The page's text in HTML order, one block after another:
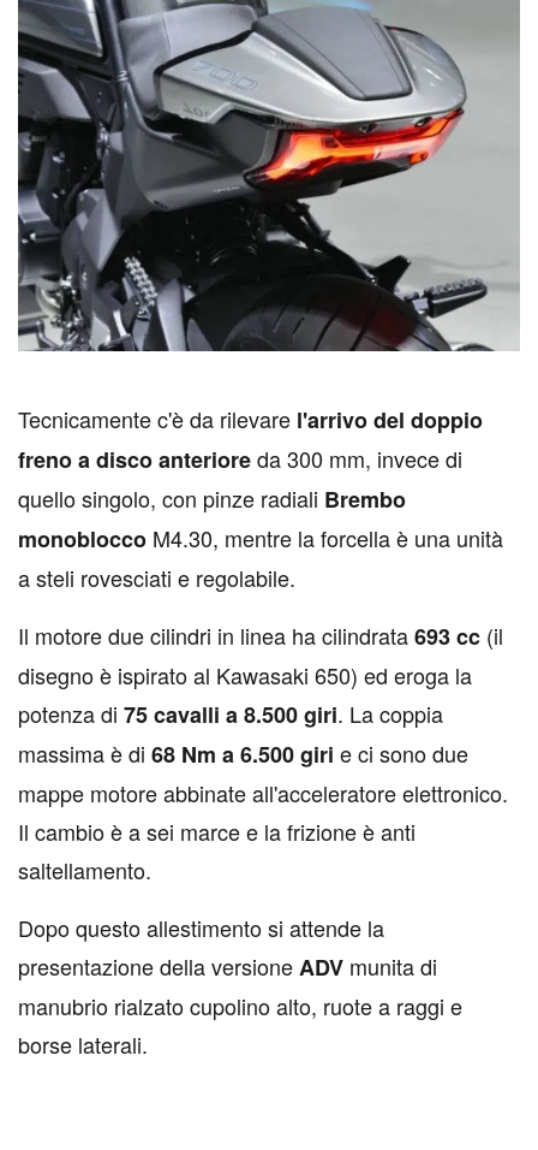
Tecnicamente c'è da rilevare l'arrivo del doppio
freno a disco anterioreda 300 mm, invece di
quello singolo, con pinze radiali Brembo
monoblocco M4.30, mentre la forcella è una unità
a steli rovesciati e regolabile.
Il motore due cilindri in linea ha cilindrata693 cc (il
disegno è ispirato al Kawasaki 650) ed eroga la
potenza di 75 cavalli a 8.500 giri. La coppia
massima è di 68 Nm a 6.500 giri e ci sono due
mappe motore abbinate all'acceleratore elettronico.
Il cambio è a sei marce e la frizione è anti
saltellamento.
Dopo questo allestimento si attende la
presentazione della versioneADV munita di
manubrio rialzato cupolino alto, ruote a raggi e
borse laterali.